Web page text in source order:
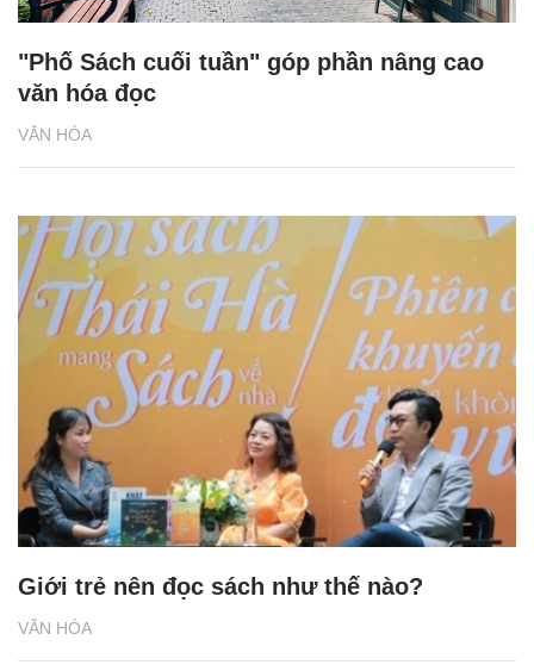
VĂN HÓA
"Phố Sách cuối tuần" góp phần nâng cao
văn hóa đọc
VĂN HÓA
Giới trẻ nên đọc sách như thế nào?